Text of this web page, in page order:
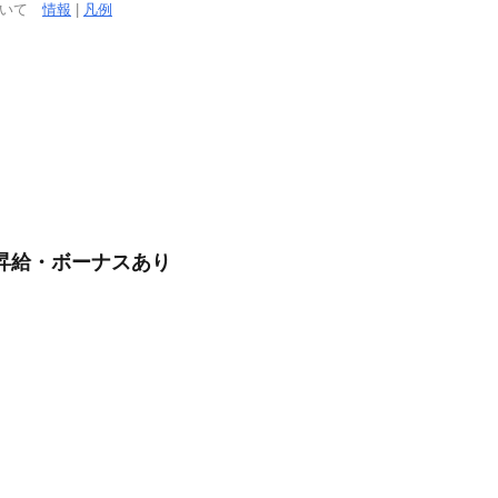
いて情報 凡例
給・ボーナスあり